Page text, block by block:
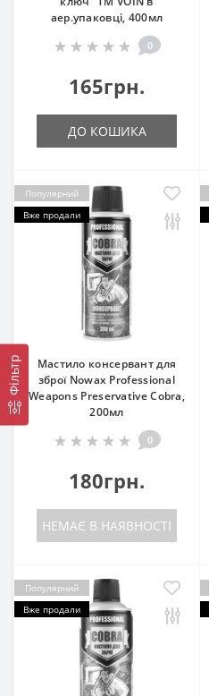
Фільтр
аер.упаковці, 400мл
0
165грн.
ДО КОШИКА
Популярний
Вже продали
Мастило консервант для
зброї Nowax Professional
Weapons Preservative Cobra,
200мл
0
180грн.
НЕМАЄ В НАЯВНОСТІ
Популярний
Вже продали